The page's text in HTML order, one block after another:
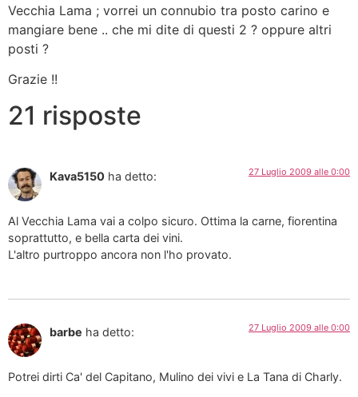
Vecchia Lama ; vorrei un connubio tra posto carino e
mangiare bene .. che mi dite di questi 2 ? oppure altri
posti ?
Grazie !!
21 risposte
Kava5150 ha detto: 27 Luglio 2009 alle 0:00
Al Vecchia Lama vai a colpo sicuro. Ottima la carne, fiorentina
soprattutto, e bella carta dei vini.
L'altro purtroppo ancora non l'ho provato.
barbe ha detto: 27 Luglio 2009 alle 0:00
Potrei dirti Ca' del Capitano, Mulino dei vivi e La Tana di Charly.